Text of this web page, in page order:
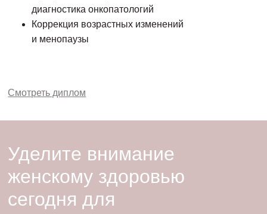
Уделите внимание
женскому здоровью
сегодня для
диагностика онкопатологий
Коррекция возрастных изменений
и менопаузы
Смотреть диплом